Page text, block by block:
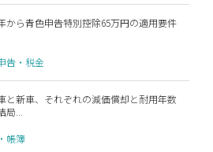
から青色申告特別控除65万円の適用要件
告・税金
と新車、それぞれの減価償却と耐用年数
...
帳簿